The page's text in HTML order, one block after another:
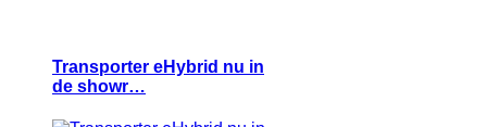
Transporter eHybrid nu in
de showr…